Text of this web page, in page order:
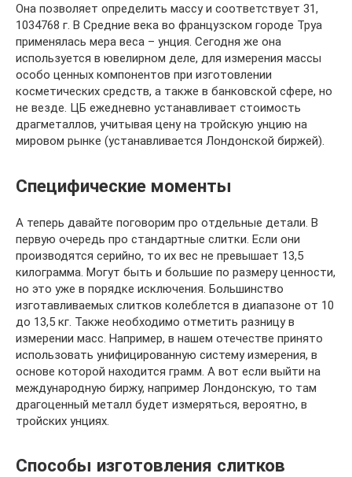
Она позволяет определить массу и соответствует 31,
1034768 г. В Средние века во французском городе Труа
применялась мера веса – унция. Сегодня же она
используется в ювелирном деле, для измерения массы
особо ценных компонентов при изготовлении
косметических средств, а также в банковской сфере, но
не везде. ЦБ ежедневно устанавливает стоимость
драгметаллов, учитывая цену на тройскую унцию на
мировом рынке (устанавливается Лондонской биржей).
Специфические моменты
А теперь давайте поговорим про отдельные детали. В
первую очередь про стандартные слитки. Если они
производятся серийно, то их вес не превышает 13,5
килограмма. Могут быть и большие по размеру ценности,
но это уже в порядке исключения. Большинство
изготавливаемых слитков колеблется в диапазоне от 10
до 13,5 кг. Также необходимо отметить разницу в
измерении масс. Например, в нашем отечестве принято
использовать унифицированную систему измерения, в
основе которой находится грамм. А вот если выйти на
международную биржу, например Лондонскую, то там
драгоценный металл будет измеряться, вероятно, в
тройских унциях.
Способы изготовления слитков